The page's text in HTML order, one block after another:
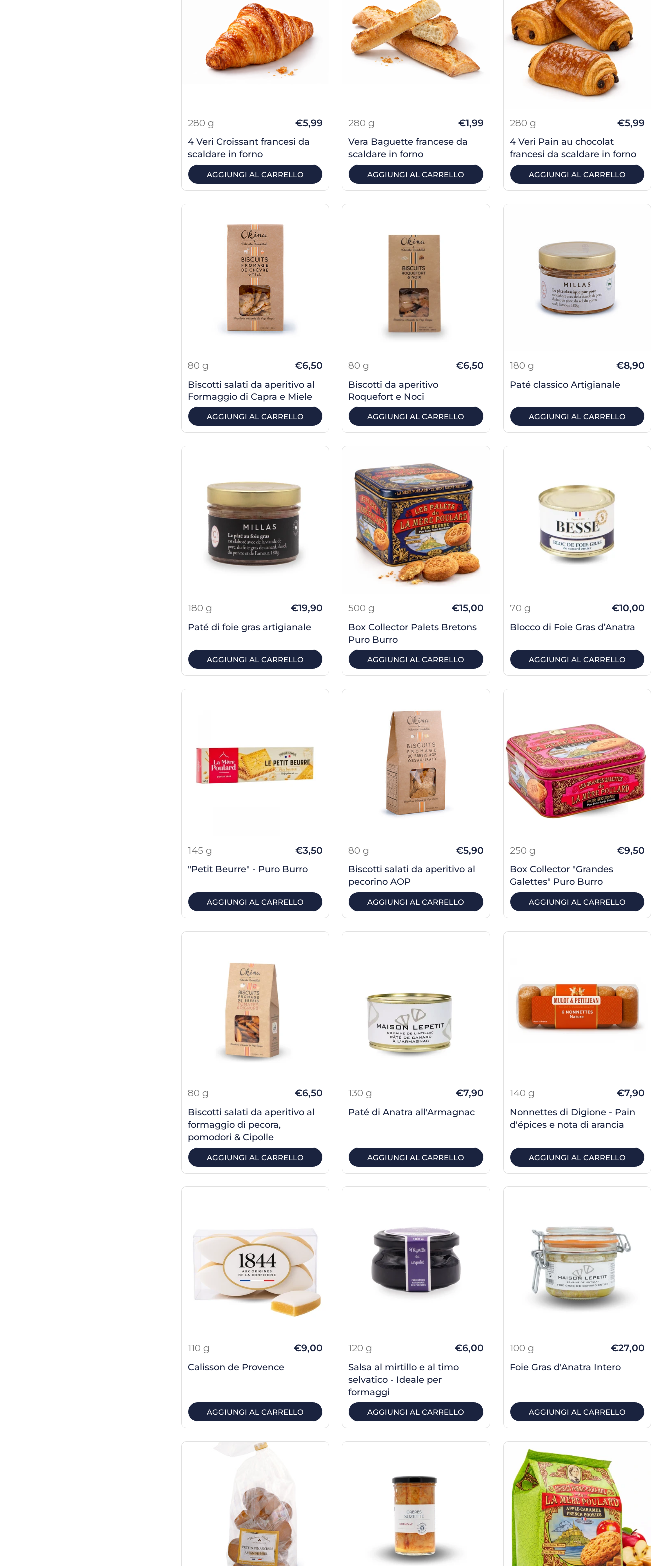
280 g €5,99
4 Veri Croissant francesi da
scaldare in forno
AGGIUNGI AL CARRELLO
280 g €1,99
Vera Baguette francese da
scaldare in forno
AGGIUNGI AL CARRELLO
280 g €5,99
4 Veri Pain au chocolat
francesi da scaldare in forno
AGGIUNGI AL CARRELLO
80 g €6,50
Biscotti salati da aperitivo al
Formaggio di Capra e Miele
AGGIUNGI AL CARRELLO
80 g €6,50
Biscotti da aperitivo
Roquefort e Noci
AGGIUNGI AL CARRELLO
180 g €8,90
Paté classico Artigianale
AGGIUNGI AL CARRELLO
180 g €19,90
Paté di foie gras artigianale
AGGIUNGI AL CARRELLO
500 g €15,00
Box Collector Palets Bretons
Puro Burro
AGGIUNGI AL CARRELLO
70 g €10,00
Blocco di Foie Gras d’Anatra
AGGIUNGI AL CARRELLO
145 g €3,50
"Petit Beurre" - Puro Burro
AGGIUNGI AL CARRELLO
80 g €5,90
Biscotti salati da aperitivo al
pecorino AOP
AGGIUNGI AL CARRELLO
250 g €9,50
Box Collector "Grandes
Galettes" Puro Burro
AGGIUNGI AL CARRELLO
80 g €6,50
Biscotti salati da aperitivo al
formaggio di pecora,
pomodori & Cipolle
AGGIUNGI AL CARRELLO
130 g €7,90
Paté di Anatra all'Armagnac
AGGIUNGI AL CARRELLO
140 g €7,90
Nonnettes di Digione - Pain
d'épices e nota di arancia
AGGIUNGI AL CARRELLO
110 g €9,00
Calisson de Provence
AGGIUNGI AL CARRELLO
120 g €6,00
Salsa al mirtillo e al timo
selvatico - Ideale per
formaggi
AGGIUNGI AL CARRELLO
100 g €27,00
Foie Gras d'Anatra Intero
AGGIUNGI AL CARRELLO